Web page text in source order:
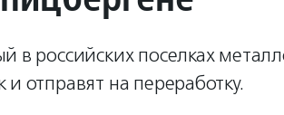
в российских поселках
отправят на переработку.